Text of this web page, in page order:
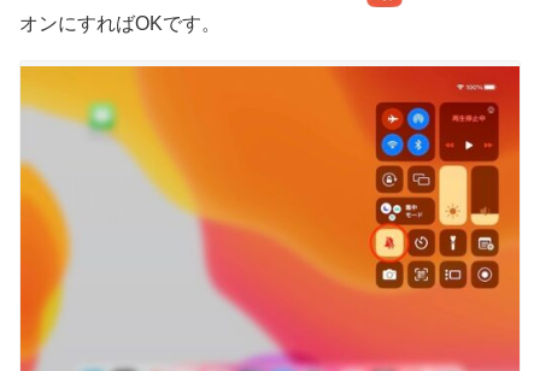
オンにすればOKです。